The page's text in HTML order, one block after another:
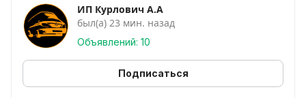
Вывоз старой мебели
Вывоз старого матраса
Вывоз хлама
Вывоз дивана
Вывоз строймусора
ИП Курлович А.А
был(а) 23 мин. назад
Объявлений: 10
Подписаться